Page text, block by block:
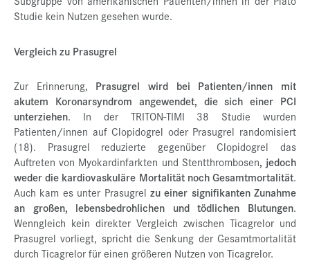
Studie kein Nutzen gesehen wurde.
Vergleich zu Prasugrel
Zur Erinnerung, Prasugrel wird bei Patienten/innen mit
akutem Koronarsyndrom angewendet, die sich einer PCI
unterziehen. In der TRITON-TIMI 38 Studie wurden
Patienten/innen auf Clopidogrel oder Prasugrel randomisiert
(18). Prasugrel reduzierte gegenüber Clopidogrel das
Auftreten von Myokardinfarkten und Stentthrombosen, jedoch
weder die kardiovaskuläre Mortalität noch Gesamtmortalität.
Auch kam es unter Prasugrel zu einer signifikanten Zunahme
an großen, lebensbedrohlichen und tödlichen Blutungen.
Wenngleich kein direkter Vergleich zwischen Ticagrelor und
Prasugrel vorliegt, spricht die Senkung der Gesamtmortalität
durch Ticagrelor für einen größeren Nutzen von Ticagrelor.